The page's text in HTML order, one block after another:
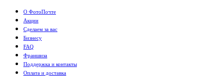
О ФотоПочте
Акции
Сделаем за вас
Бизнесу
FAQ
Франшиза
Поддержка и контакты
Оплата и доставка